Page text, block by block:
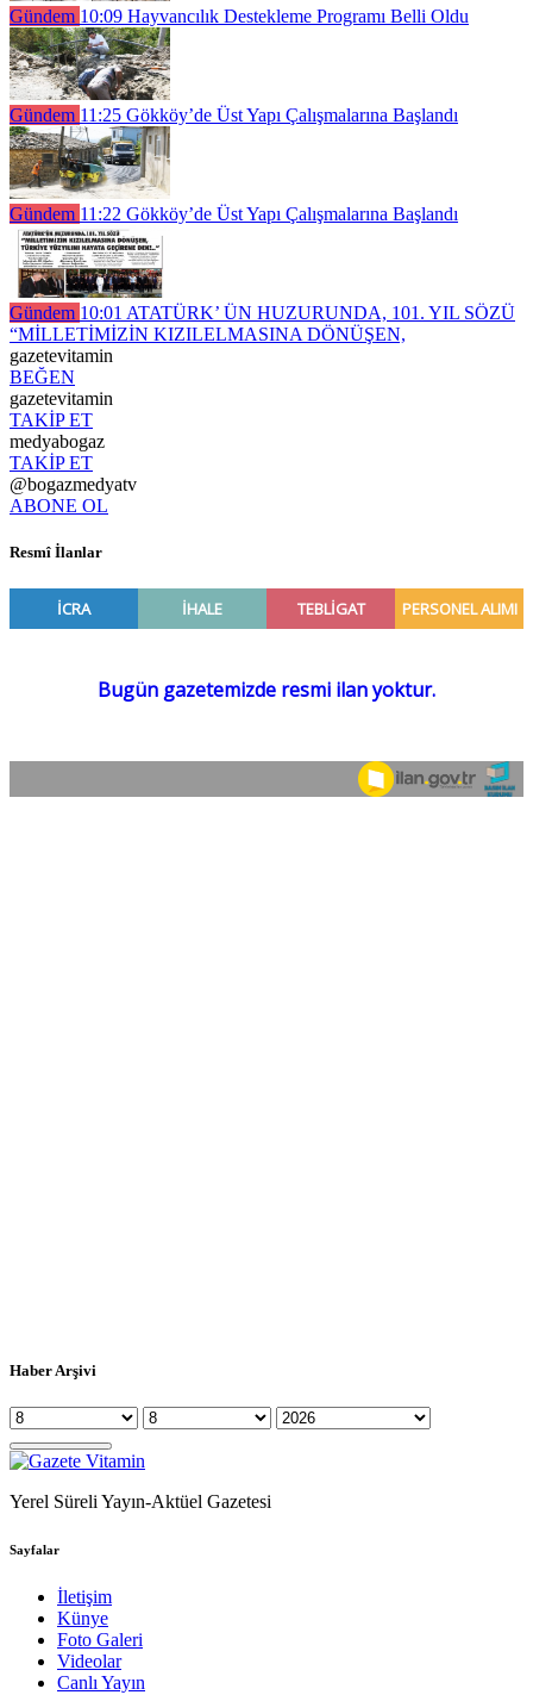
Gündem 10:09 Hayvancılık Destekleme Programı Belli Oldu
Gündem 11:25 Gökköy’de Üst Yapı Çalışmalarına Başlandı
Gündem 11:22 Gökköy’de Üst Yapı Çalışmalarına Başlandı
Gündem 10:01 ATATÜRK’ ÜN HUZURUNDA, 101. YIL SÖZÜ
“MİLLETİMİZİN KIZILELMASINA DÖNÜŞEN,
gazetevitamin
BEĞEN
gazetevitamin
TAKİP ET
medyabogaz
TAKİP ET
@bogazmedyatv
ABONE OL
Resmî İlanlar
Haber Arşivi
Yerel Süreli Yayın-Aktüel Gazetesi
Sayfalar
İletişim
Künye
Foto Galeri
Videolar
Canlı Yayın